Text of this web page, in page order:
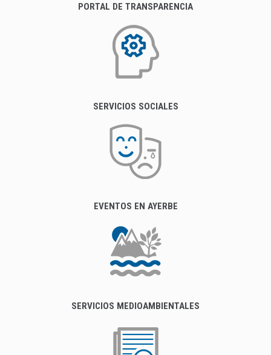
PORTAL DE TRANSPARENCIA
SERVICIOS SOCIALES
EVENTOS EN AYERBE
SERVICIOS MEDIOAMBIENTALES